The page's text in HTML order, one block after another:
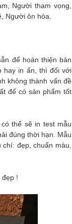
Người tham vọng,
Người ôn hòa.
để hoàn thiện bản
hay in ấn, thì đối với
không thành vấn đề
để có sản phẩm tốt
thể sẽ in test mẫu
đúng thời hạn. Mẫu
đẹp, chuẩn màu,
đẹp !